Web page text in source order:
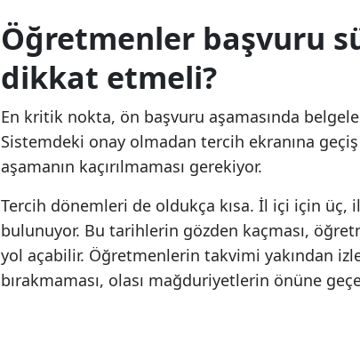
Şırnak
Bartın
Öğretmenler başvuru
dikkat etmeli?
En kritik nokta, ön başvuru aşamasında
Sistemdeki onay olmadan tercih ekranına
aşamanın kaçırılmaması gerekiyor.
Tercih dönemleri de oldukça kısa. İl içi için üç,
bulunuyor. Bu tarihlerin gözden kaçması,
yol açabilir. Öğretmenlerin takvimi yakından
bırakmaması, olası mağduriyetlerin önüne